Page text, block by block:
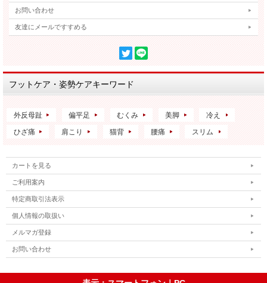
お問い合わせ
友達にメールですすめる
フットケア・姿勢ケアキーワード
外反母趾 偏平足 むくみ 美脚 冷え
ひざ痛 肩こり 猫背 腰痛 スリム
カートを見る
ご利用案内
特定商取引法表示
個人情報の取扱い
メルマガ登録
お問い合わせ